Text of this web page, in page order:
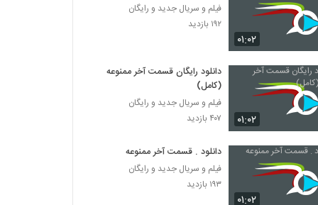
۰۱:۰۲
فیلم و سریال جدید و رایگان
۱۹۲ بازدید
۰۱:۰۲
دانلود رایگان قسمت آخر ممنوعه
(کامل)
فیلم و سریال جدید و رایگان
۴۰۷ بازدید
۰۱:۰۲
دانلود . قسمت آخر ممنوعه
فیلم و سریال جدید و رایگان
۱۹۳ بازدید